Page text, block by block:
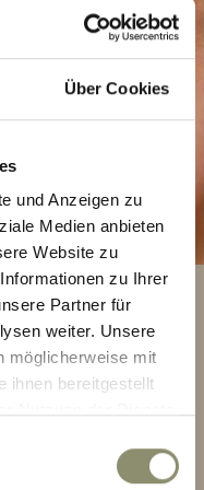
Über Cookies
und Anzeigen zu
Medien anbieten
Website zu
zu Ihrer
Partner für
weiter. Unsere
möglicherweise mit
ihnen bereitgestellt
♡
€ 95
€ 139